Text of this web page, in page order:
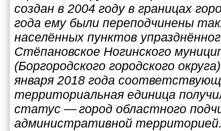
создан в 2004 году в границах
года ему были переподчинены
населённых пунктов
Стёпановское Ногинского
(Боргородского городского
января 2018 года
территориальная единица
статус — город областного
административной